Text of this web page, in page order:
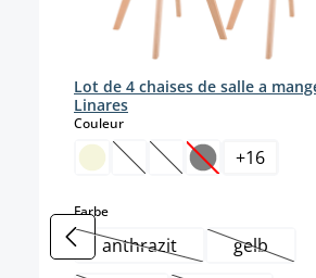
Lot de 4 chaises de salle a
Linares
Couleurselect
(Cette option n'est pas
(Cette option n'est
(Cette option
+16
Farbeselect
anthrazit(Cette option n'est pas
gelb(Cette